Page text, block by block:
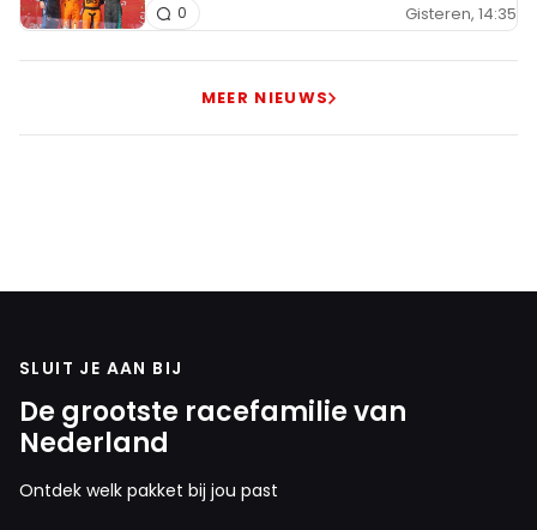
Gisteren, 14:35
0
MEER NIEUWS
SLUIT JE AAN BIJ
De grootste racefamilie van
Nederland
Ontdek welk pakket bij jou past